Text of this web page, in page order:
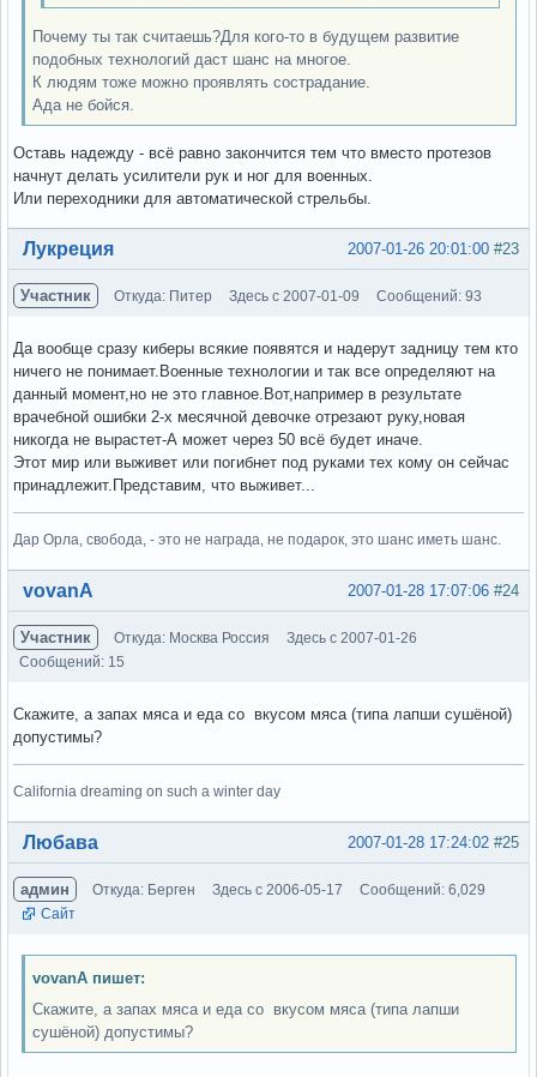
Почему ты так считаешь?Для кого-то в будущем развитие
подобных технологий даст шанс на многое.
К людям тоже можно проявлять сострадание.
Ада не бойся.
Оставь надежду - всё равно закончится тем что вместо протезов
начнут делать усилители рук и ног для военных.
Или переходники для автоматической стрельбы.
Вне форума #23
2007-01-26 20:01:00
Лукреция
Участник Откуда: Питер Здесь с 2007-01-09 Сообщений: 93
Да вообще сразу киберы всякие появятся и надерут задницу тем кто
ничего не понимает.Военные технологии и так все определяют на
данный момент,но не это главное.Вот,например в результате
врачебной ошибки 2-х месячной девочке отрезают руку,новая
никогда не вырастет-А может через 50 всё будет иначе.
Этот мир или выживет или погибнет под руками тех кому он сейчас
принадлежит.Представим, что выживет...
Дар Орла, свобода, - это не награда, не подарок, это шанс иметь шанс.
Вне форума #24
2007-01-28 17:07:06
vovanA
Участник Откуда: Москва Россия
Здесь с 2007-01-26
Сообщений: 15
Скажите, а запах мяса и еда со вкусом мяса (типа лапши сушёной)
допустимы?
California dreaming on such a winter day
Вне форума #25
2007-01-28 17:24:02
Любава
админ Откуда: Берген Здесь с 2006-05-17
Сообщений: 6,029
Сайт
vovanA пишет:
Скажите, а запах мяса и еда со вкусом мяса (типа лапши
сушёной) допустимы?